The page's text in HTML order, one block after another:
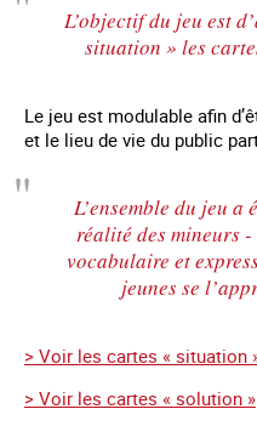
L’objectif du jeu est
situation » les
Le jeu est modulable afin
et le lieu de vie du public
L’ensemble du jeu
réalité des mineurs
vocabulaire et
jeunes se
> Voir les cartes « situation
> Voir les cartes « solution »